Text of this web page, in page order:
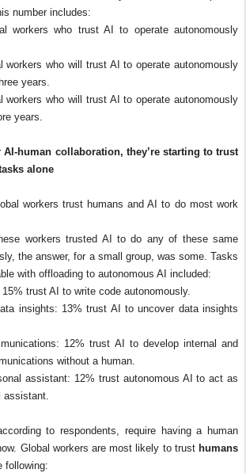
number includes:
workers who trust AI to operate autonomously
workers who will trust AI to operate autonomously
years.
workers who will trust AI to operate autonomously
years.
AI-human collaboration, they’re starting to trust
alone
workers trust humans and AI to do most work
workers trusted AI to do any of these same
the answer, for a small group, was some. Tasks
with offloading to autonomous AI included:
trust AI to write code autonomously.
insights: 13% trust AI to uncover data insights
12% trust AI to develop internal and
without a human.
assistant: 12% trust autonomous AI to act as
assistant.
to respondents, require having a human
Global workers are most likely to trust humans
following: